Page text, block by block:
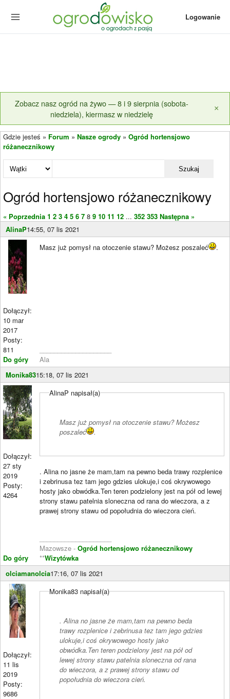
Logowanie
Zobacz nasz ogród na żywo — 8 i 9 sierpnia (sobota-
niedziela), kiermasz w niedzielę
×
Gdzie jesteś » Forum » Nasze ogrody » Ogród hortensjowo
różanecznikowy
Szukaj
Ogród hortensjowo różanecznikowy
« Poprzednia 1 2 3 4 5 6 7 8 9 10 11 12 ... 352 353 Następna »
AlinaP14:55, 07 lis 2021
Dołączył:
10 mar
2017
Posty:
811
Do góry
Masz już pomysł na otoczenie stawu? Możesz poszaleć .
Ala
Monika8315:18, 07 lis 2021
Dołączył:
27 sty
2019
Posty:
4264
Do góry
AlinaP napisał(a)
Masz już pomysł na otoczenie stawu? Możesz
poszaleć
.
. Alina no jasne że mam,tam na pewno beda trawy rozplenice
i zebrinusa tez tam jego gdzies ulokuje,i coś okrywowego
hosty jako obwódka.Ten teren podzielony jest na pół od lewej
strony stawu patelnia sloneczna od rana do wieczora, a z
prawej strony stawu od popołudnia do wieczora cień.
Mazowsze - Ogród hortensjowo różanecznikowy
**Wizytówka
olciamanolcia17:16, 07 lis 2021
Dołączył:
11 lis
2019
Posty:
9686
Monika83 napisał(a)
. Alina no jasne że mam,tam na pewno beda
trawy rozplenice i zebrinusa tez tam jego gdzies
ulokuje,i coś okrywowego hosty jako
obwódka.Ten teren podzielony jest na pół od
lewej strony stawu patelnia sloneczna od rana
do wieczora, a z prawej strony stawu od
popołudnia do wieczora cień.